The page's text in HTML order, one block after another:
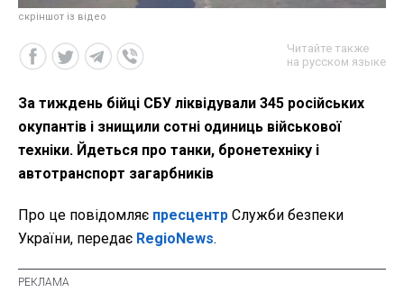
скріншот із відео
Читайте также
на русском языке
За тиждень бійці СБУ ліквідували 345 російських
окупантів і знищили сотні одиниць військової
техніки. Йдеться про танки, бронетехніку і
автотранспорт загарбників
Про це повідомляє пресцентр Служби безпеки
України, передає RegioNews.